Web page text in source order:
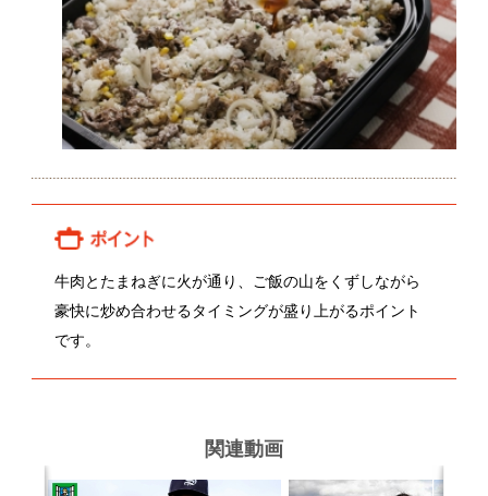
です。
関連動画
久野光一郎さんの新たまねぎ 前田さんのたまねぎ